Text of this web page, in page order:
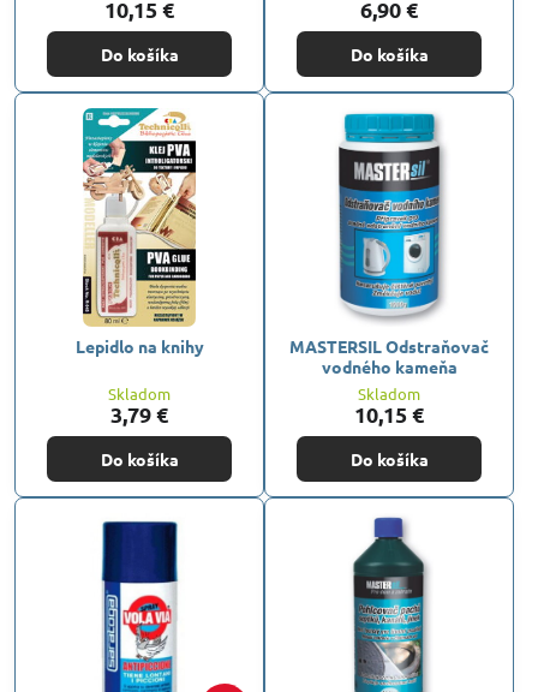
10,15 €
Do košíka
6,90 €
Do košíka
Lepidlo na knihy
Skladom
3,79 €
Do košíka
MASTERSIL Odstraňovač
vodného kameňa
Skladom
10,15 €
Do košíka